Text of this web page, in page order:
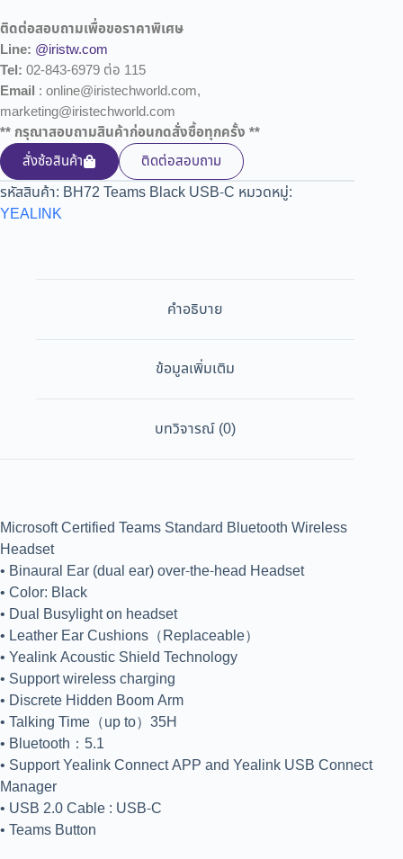
ติดต่อสอบถามเพื่อขอราคาพิเศษ
Line: @iristw.com
Tel: 02-843-6979 ต่อ 115
Email : online@iristechworld.com,
marketing@iristechworld.com
** กรุณาสอบถามสินค้าก่อนกดสั่งซื้อทุกครั้ง **
สั่งซ้อสินค้า
ติดต่อสอบถาม
รหัสสินค้า: BH72 Teams Black USB-C หมวดหมู่:
YEALINK
คำอธิบาย
ข้อมูลเพิ่มเติม
บทวิจารณ์ (0)
Microsoft Certified Teams Standard Bluetooth Wireless
Headset
• Binaural Ear (dual ear) over-the-head Headset
• Color: Black
• Dual Busylight on headset
• Leather Ear Cushions（Replaceable）
• Yealink Acoustic Shield Technology
• Support wireless charging
• Discrete Hidden Boom Arm
• Talking Time（up to）35H
• Bluetooth：5.1
• Support Yealink Connect APP and Yealink USB Connect
Manager
• USB 2.0 Cable : USB-C
• Teams Button